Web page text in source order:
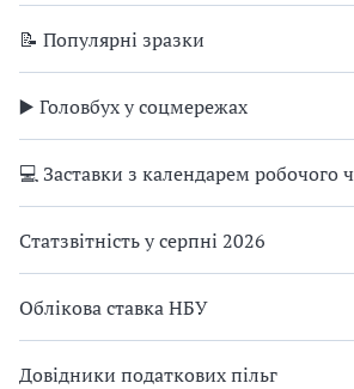
📝 Популярні зразки
▶️ Головбух у соцмережах
💻 Заставки з календарем робочого
Статзвітність у серпні 2026
Облікова ставка НБУ
Довідники податкових пільг